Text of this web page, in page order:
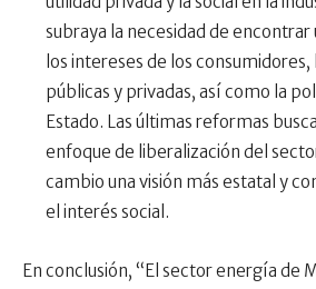
subraya la necesidad de
los intereses de los
públicas y privadas, así como la
Estado. Las últimas reformas
enfoque de liberalización del
cambio una visión más estatal y
el interés social.
En conclusión, “El sector energía de